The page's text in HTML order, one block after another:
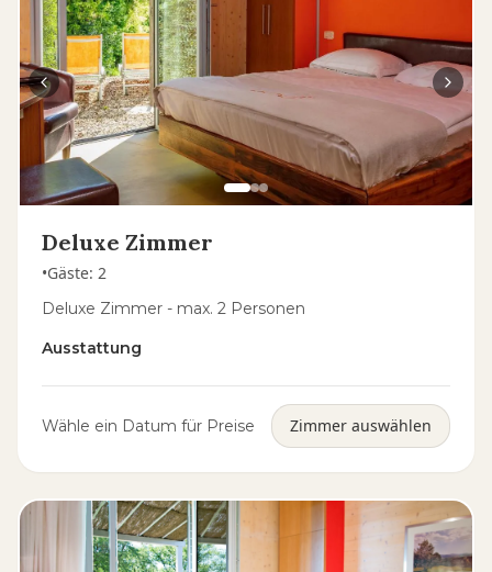
Deluxe Zimmer
•Gäste: 2
Deluxe Zimmer - max. 2 Personen
Ausstattung
Wähle ein Datum für Preise Zimmer auswählen